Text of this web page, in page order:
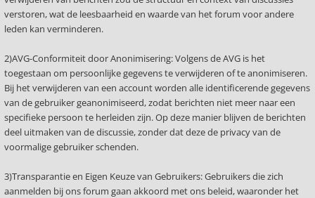
verstoren, wat de leesbaarheid en waarde van het forum voor andere
leden kan verminderen.
2)AVG-Conformiteit door Anonimisering: Volgens de AVG is het
toegestaan om persoonlijke gegevens te verwijderen of te anonimiseren.
Bij het verwijderen van een account worden alle identificerende gegevens
van de gebruiker geanonimiseerd, zodat berichten niet meer naar een
specifieke persoon te herleiden zijn. Op deze manier blijven de berichten
deel uitmaken van de discussie, zonder dat deze de privacy van de
voormalige gebruiker schenden.
3)Transparantie en Eigen Keuze van Gebruikers: Gebruikers die zich
aanmelden bij ons forum gaan akkoord met ons beleid, waaronder het